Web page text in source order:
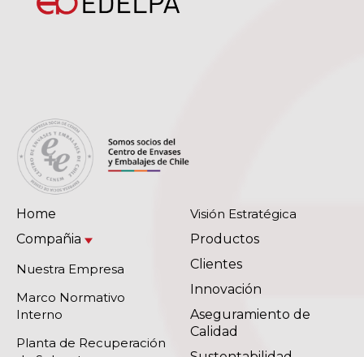
Home
Compañia
Nuestra Empresa
Marco Normativo
Interno
Planta de Recuperación
Visión Estratégica
Productos
Clientes
Innovación
Aseguramiento de
Calidad